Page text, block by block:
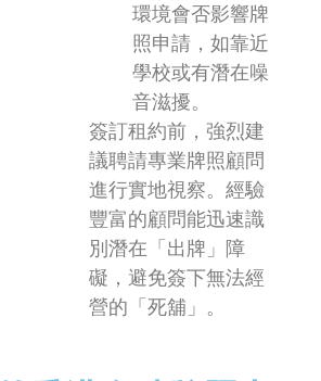
環境會否影響牌
照申請，如靠近
學校或有潛在噪
音滋擾。
簽訂租約前，強烈建
議聘請專業牌照顧問
進行實地視察。經驗
豐富的顧問能迅速識
別潛在「出牌」障
礙，避免簽下無法經
營的「死舖」。